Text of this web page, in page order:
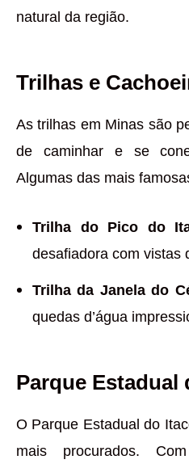
natural da região.
Trilhas e
As trilhas em Minas são
de caminhar e se
Algumas das mais
Trilha do Pico do
desafiadora com vistas
Trilha da Janela do
quedas d’água
Parque Estadual
O Parque Estadual do
mais procurados.